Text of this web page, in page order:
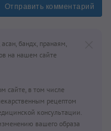
Отправить комментарий
бандх, пранаям,
на нашем сайте
сайте, в том числе
рецептом
консультации.
вашего образа